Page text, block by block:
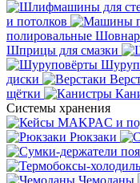
и потолков
полировальные
Шприцы для смазки
диски
щётки
Системы хранения
Рюкзаки
Чемоданы